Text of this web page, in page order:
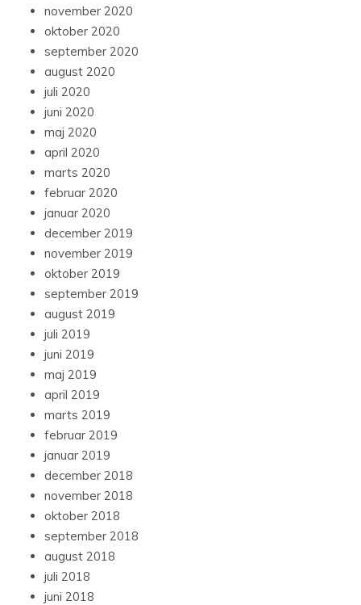
november 2020
oktober 2020
september 2020
august 2020
juli 2020
juni 2020
maj 2020
april 2020
marts 2020
februar 2020
januar 2020
december 2019
november 2019
oktober 2019
september 2019
august 2019
juli 2019
juni 2019
maj 2019
april 2019
marts 2019
februar 2019
januar 2019
december 2018
november 2018
oktober 2018
september 2018
august 2018
juli 2018
juni 2018